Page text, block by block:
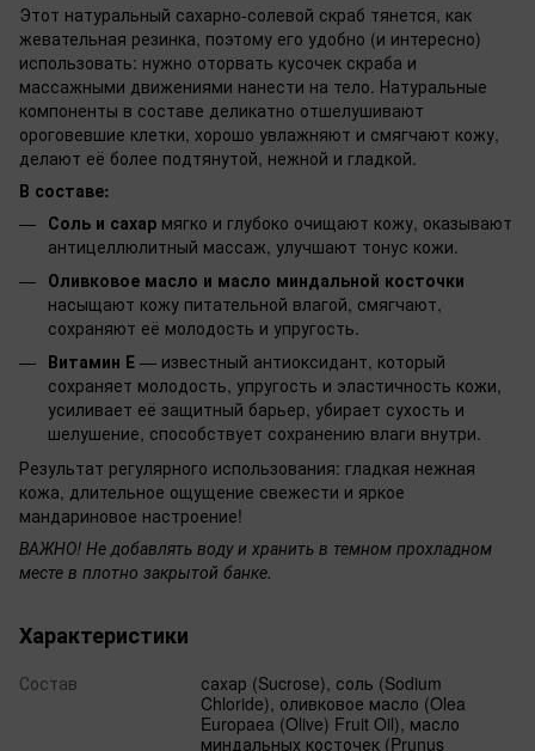
Этот натуральный сахарно-солевой скраб тянется, как
жевательная резинка, поэтому его удобно (и интересно)
использовать: нужно оторвать кусочек скраба и
массажными движениями нанести на тело. Натуральные
компоненты в составе деликатно отшелушивают
ороговевшие клетки, хорошо увлажняют и смягчают кожу,
делают её более подтянутой, нежной и гладкой.
В составе:
Соль и сахар мягко и глубоко очищают кожу, оказывают
антицеллюлитный массаж, улучшают тонус кожи.
Оливковое масло и масло миндальной косточки
насыщают кожу питательной влагой, смягчают,
сохраняют её молодость и упругость.
Витамин Е — известный антиоксидант, который
сохраняет молодость, упругость и эластичность кожи,
усиливает её защитный барьер, убирает сухость и
шелушение, способствует сохранению влаги внутри.
Результат регулярного использования: гладкая нежная
кожа, длительное ощущение свежести и яркое
мандариновое настроение!
ВАЖНО! Не добавлять воду и хранить в темном прохладном
месте в плотно закрытой банке.
Характеристики
Состав
сахар (Sucrose), соль (Sodium
Chloride), оливковое масло (Olea
Europaea (Olive) Fruit Oil), масло
миндальных косточек (Prunus